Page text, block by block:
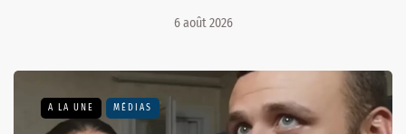
6 août 2026
A LA UNE MÉDIAS